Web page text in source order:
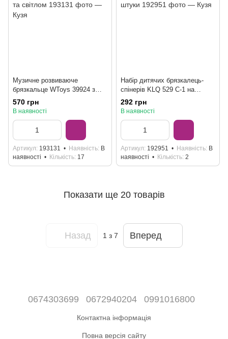
Музичне розвиваюче
брязкальце WToys 39924 з
українським озвучуванням та
світлом
570 грн
В наявності
Артикул 193131 Наявність В
наявності
Кількість 17
Набір дитячих брязкалець-
спінерів KLQ 529 C-1 на
присосках 3 штуки
292 грн
В наявності
Артикул 192951 Наявність В
наявності
Кількість 2
Показати ще 20 товарів
Назад 1 з 7 Вперед
0674303699 0672940204 0991016800
Контактна інформація
Повна версія сайту